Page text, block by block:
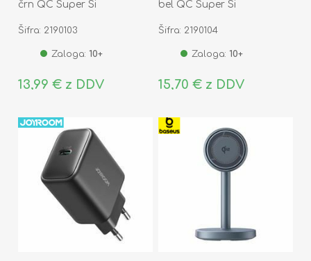
črn QC Super Si
Šifra: 2190103
Zaloga: 10+
13,99 € z DDV
bel QC Super Si
Šifra: 2190104
Zaloga: 10+
15,70 € z DDV